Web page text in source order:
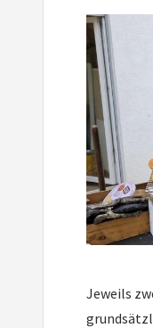
Jeweils